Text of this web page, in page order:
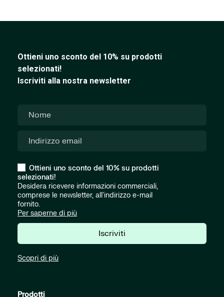
Ottieni uno sconto del 10% su prodotti
selezionati!
Iscriviti alla nostra newsletter
Ottieni uno sconto del 10% su prodotti
selezionati!
Desidera ricevere informazioni commerciali,
comprese le newsletter, all'indirizzo e-mail
fornito.
Per saperne di più
Iscriviti
Scopri di più
Prodotti